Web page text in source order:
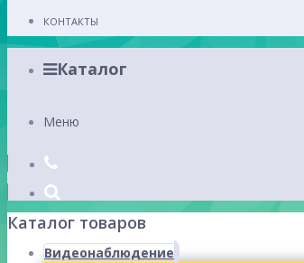
КОНТАКТЫ
Каталог
Меню
Каталог товаров
Видеонаблюдение